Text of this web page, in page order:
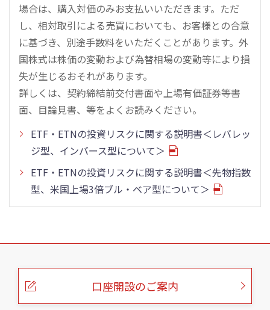
場合は、購入対価のみお支払いいただきます。ただ
し、相対取引による売買においても、お客様との合意
に基づき、別途手数料をいただくことがあります。外
国株式は株価の変動および為替相場の変動等により損
失が生じるおそれがあります。
詳しくは、契約締結前交付書面や上場有価証券等書
面、目論見書、等をよくお読みください。
ETF・ETNの投資リスクに関する説明書＜レバレッ
ジ型、インバース型について＞
ETF・ETNの投資リスクに関する説明書＜先物指数
型、米国上場3倍ブル・ベア型について＞
こ
口座開設のご案内